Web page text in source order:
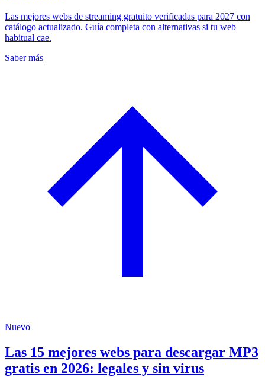
Las mejores webs de streaming gratuito verificadas para 2027 con
catálogo actualizado. Guía completa con alternativas si tu web
habitual cae.
Saber más
Nuevo
Las 15 mejores webs para descargar MP3
gratis en 2026: legales y sin virus